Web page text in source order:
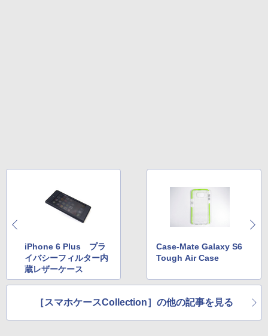
iPhone 6 Plus プラ
イバシーフィルター内
蔵レザーケース
Case-Mate Galaxy S6
Tough Air Case
［スマホケースCollection］の他の記事を見る